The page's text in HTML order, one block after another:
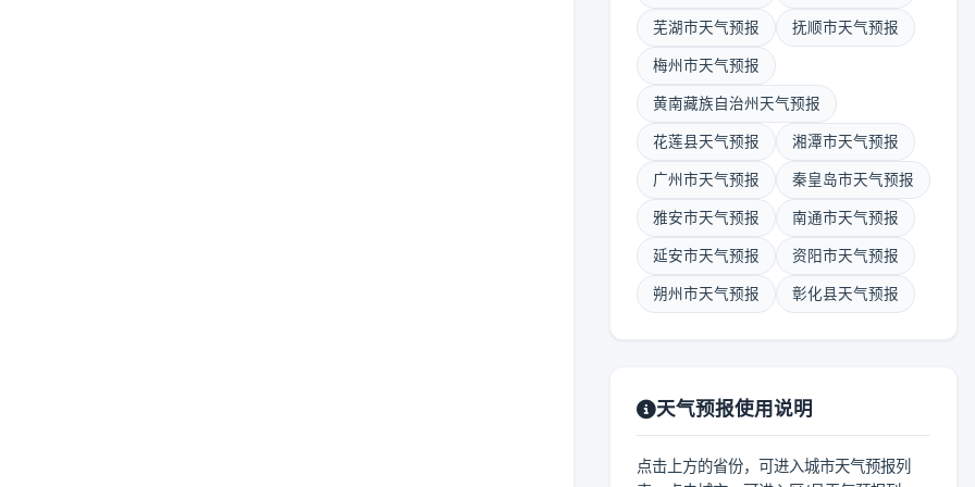
芜湖市天气预报 抚顺市天气预报
梅州市天气预报
黄南藏族自治州天气预报
花莲县天气预报 湘潭市天气预报
广州市天气预报 秦皇岛市天气预报
雅安市天气预报 南通市天气预报
延安市天气预报 资阳市天气预报
朔州市天气预报 彰化县天气预报
天气预报使用说明
点击上方的省份，可进入城市天气预报列